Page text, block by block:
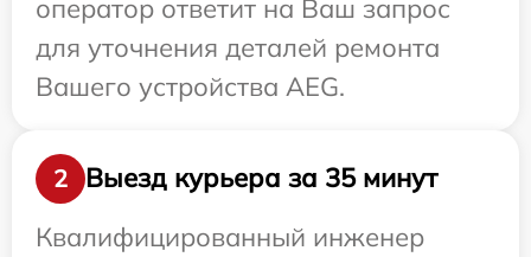
оператор ответит на Ваш запрос
для уточнения деталей ремонта
Вашего устройства AEG.
2
Выезд курьера за 35 минут
Квалифицированный инженер